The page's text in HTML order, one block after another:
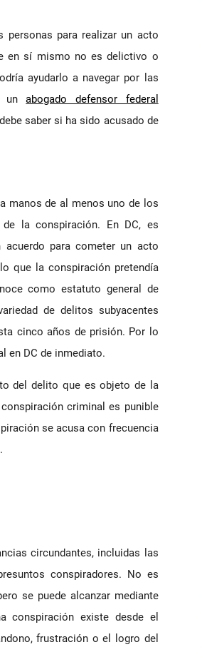
personas para realizar un acto
en sí mismo no es delictivo o
ayudarlo a navegar por las
unabogado defensor federal
saber si ha sido acusado de
manos de al menos uno de los
la conspiración. En DC, es
para cometer un acto
que la conspiración pretendía
como estatuto general de
de delitos subyacentes
cinco años de prisión. Por lo
en DC de inmediato.
del delito que es objeto de la
criminal es punible
se acusa con frecuencia
.
circundantes, incluidas las
conspiradores. No es
se puede alcanzar mediante
conspiración existe desde el
frustración o el logro del